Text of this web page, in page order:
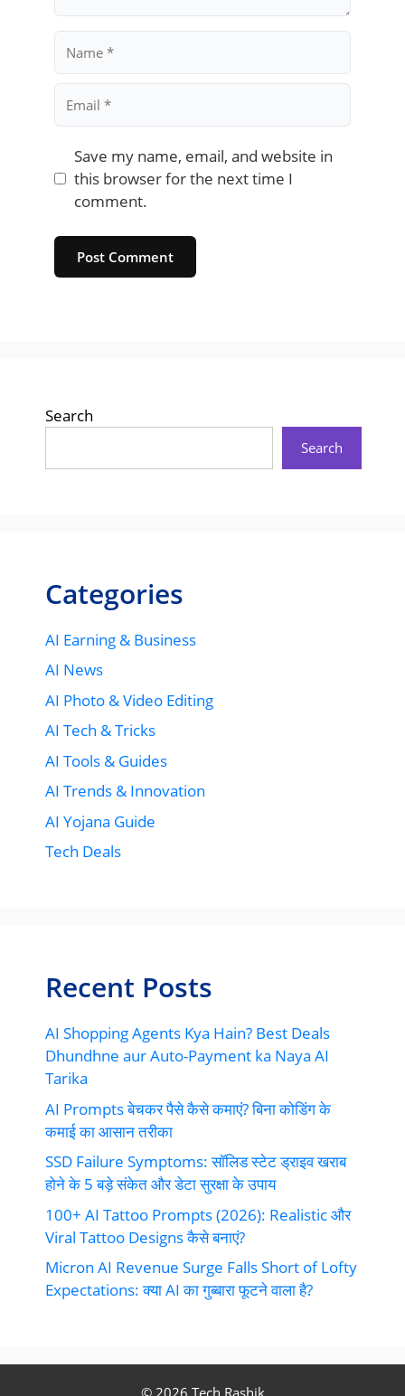
Save my name, email, and website in
this browser for the next time I
comment.
Website
Search
Search
Categories
AI Earning & Business
AI News
AI Photo & Video Editing
AI Tech & Tricks
AI Tools & Guides
AI Trends & Innovation
AI Yojana Guide
Tech Deals
Recent Posts
AI Shopping Agents Kya Hain? Best Deals
Dhundhne aur Auto-Payment ka Naya AI
Tarika
AI Prompts बेचकर पैसे कैसे कमाएं? बिना कोडिंग के
कमाई का आसान तरीका
SSD Failure Symptoms: सॉलिड स्टेट ड्राइव खराब
होने के 5 बड़े संकेत और डेटा सुरक्षा के उपाय
100+ AI Tattoo Prompts (2026): Realistic और
Viral Tattoo Designs कैसे बनाएं?
Micron AI Revenue Surge Falls Short of Lofty
Expectations: क्या AI का गुब्बारा फूटने वाला है?